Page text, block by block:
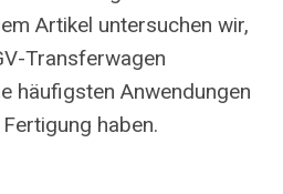
Artikel untersuchen wir,
Transferwagen
häufigsten Anwendungen
haben.